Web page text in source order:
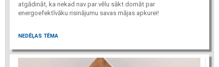
atgādināt, ka nekad nav par vēlu sākt domāt par
energoefektīvāku risinājumu savas mājas apkurei!
NEDĒĻAS TĒMA